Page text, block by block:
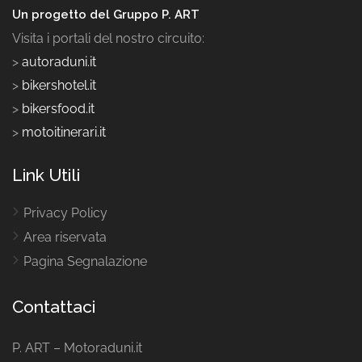
Un progetto del Gruppo P. ART
Visita i portali del nostro circuito:
> autoraduni.it
> bikershotel.it
> bikersfood.it
> motoitinerari.it
Link Utili
Privacy Policy
Area riservata
Pagina Segnalazione
Contattaci
P. ART – Motoraduni.it